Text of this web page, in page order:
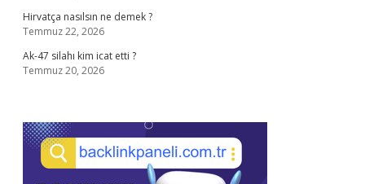
Hirvatça nasılsın ne demek ?
Temmuz 22, 2026
Ak-47 silahı kim icat etti ?
Temmuz 20, 2026